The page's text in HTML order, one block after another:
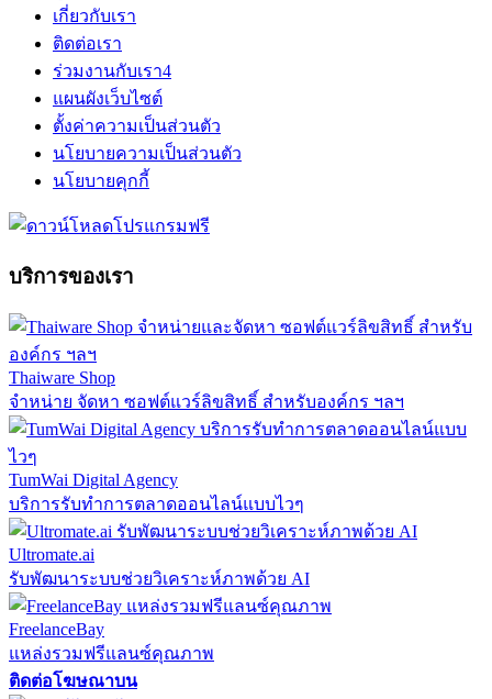
เกี่ยวกับเรา
ติดต่อเรา
ร่วมงานกับเรา4
แผนผังเว็บไซต์
ตั้งค่าความเป็นส่วนตัว
นโยบายความเป็นส่วนตัว
นโยบายคุกกี้
บริการของเรา
Thaiware Shop
จำหน่าย จัดหา ซอฟต์แวร์ลิขสิทธิ์ สำหรับองค์กร ฯลฯ
TumWai Digital Agency
บริการรับทำการตลาดออนไลน์แบบไวๆ
Ultromate.ai
รับพัฒนาระบบช่วยวิเคราะห์ภาพด้วย AI
FreelanceBay
แหล่งรวมฟรีแลนซ์คุณภาพ
ติดต่อโฆษณาบน